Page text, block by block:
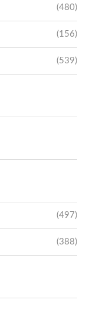
(480)
(156)
(539)
(497)
(388)